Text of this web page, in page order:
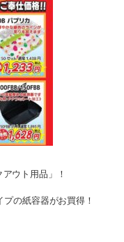
ウト用品」！
の紙容器がお買得！